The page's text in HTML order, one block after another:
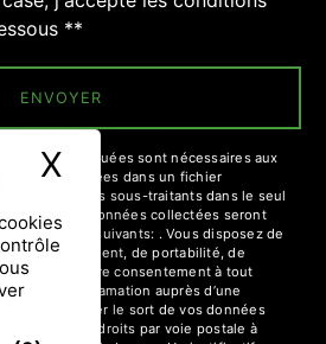
X Masquer le
**
ENVOYER
communiquées sont nécessaires aux
enregistrées dans un fichier
à et ses sous-traitants dans le seul
Les données collectées seront
destinataires suivants: . Vous disposez de
d’effacement, de portabilité, de
retrait de votre consentement à tout
une réclamation auprès d’une
que d’organiser le sort de vos données
exercer ces droits par voie postale à